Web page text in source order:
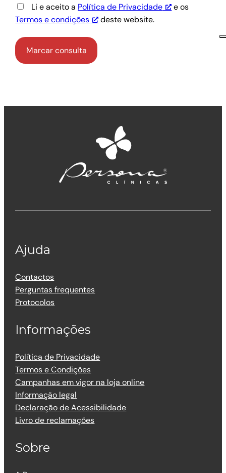
Li e aceito a Política de Privacidade
e os
Termos e condições
deste website.
Ajuda
Contactos
Perguntas frequentes
Protocolos
Informações
Política de Privacidade
Termos e Condições
Campanhas em vigor na loja online
Informação legal
Declaração de Acessibilidade
Livro de reclamações
Sobre